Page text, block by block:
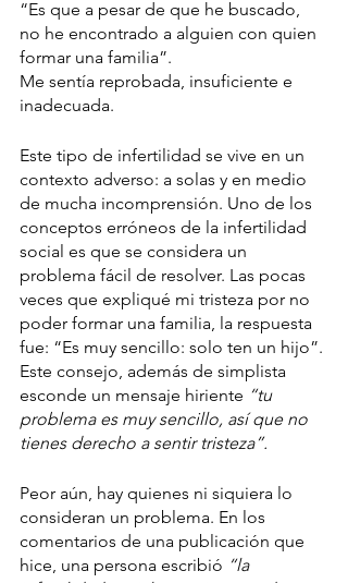
“Es que a pesar de que he buscado,
no he encontrado a alguien con quien
formar una familia”.
Me sentía reprobada, insuficiente e
inadecuada.
Este tipo de infertilidad se vive en un
contexto adverso: a solas y en medio
de mucha incomprensión. Uno de los
conceptos erróneos de la infertilidad
social es que se considera un
problema fácil de resolver. Las pocas
veces que expliqué mi tristeza por no
poder formar una familia, la respuesta
fue: “Es muy sencillo: solo ten un hijo”.
Este consejo, además de simplista
esconde un mensaje hiriente “tu
problema es muy sencillo, así que no
tienes derecho a sentir tristeza”.
Peor aún, hay quienes ni siquiera lo
consideran un problema. En los
comentarios de una publicación que
hice, una persona escribió “la